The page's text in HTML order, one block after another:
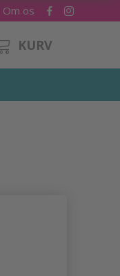
Om os
KURV